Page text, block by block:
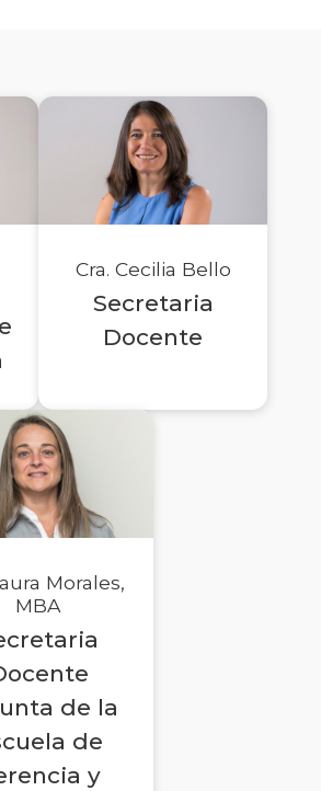
Cra. Cecilia Bello
Secretaria
Docente
Morales,
MBA
de la
de
y